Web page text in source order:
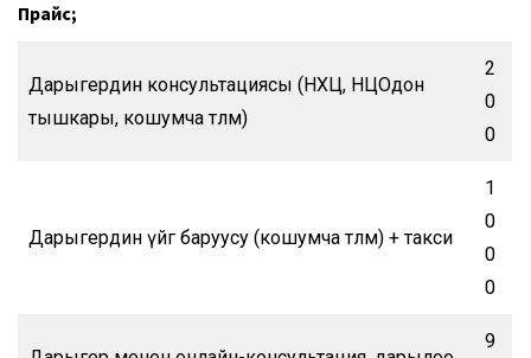
Прайс;
Дарыгердин консультациясы (НХЦ, НЦОдон
тышкары, кошумча төлөм)
2
0
0
Дарыгердин үйгө баруусу (кошумча төлөм) + такси
1
0
0
0
9